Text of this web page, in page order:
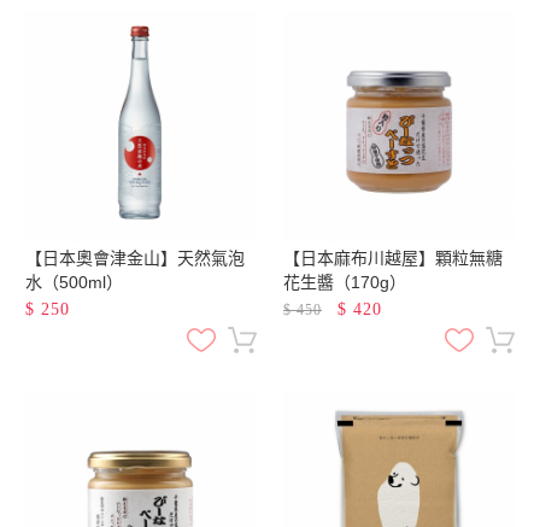
【日本奧會津金山】天然氣泡
水（500ml）
$ 250
【日本麻布川越屋】顆粒無糖
花生醬（170g）
$450 $ 420